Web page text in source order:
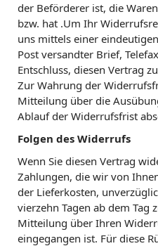
der Beförderer ist, die
bzw. hat .Um Ihr
uns mittels einer
Post versandter Brief,
Entschluss, diesen Vertrag
Zur Wahrung der
Mitteilung über die
Ablauf der Widerrufsfrist
Folgen des Widerrufs
Wenn Sie diesen Vertrag
Zahlungen, die wir von
der Lieferkosten,
vierzehn Tagen ab dem Tag
Mitteilung über Ihren
eingegangen ist. Für diese